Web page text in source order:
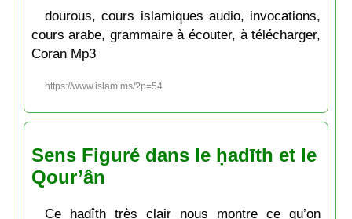
dourous, cours islamiques audio, invocations,
cours arabe, grammaire à écouter, à télécharger,
Coran Mp3
https://www.islam.ms/?p=54
Sens Figuré dans le ḥadīth et le
Qour’ân
Ce ḥadîth très clair nous montre ce qu’on